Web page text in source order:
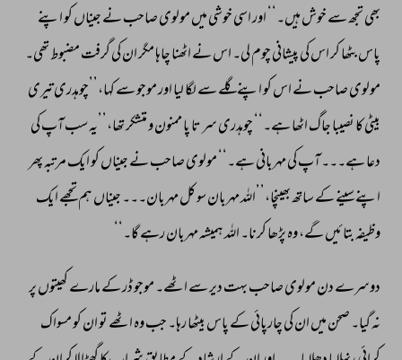
بھی تجھ سے خوش ہیں۔‘‘ اور اسی خوشی میں مولوی صاحب نے جیناں کو اپنے
پاس بٹھا کر اس کی پیشانی چوم لی۔ اس نے اٹھنا چاہا مگر ان کی گرفت مضبوط تھی۔
مولوی صاحب نے اس کو اپنے گلے سے لگا لیا اور موجو سے کہا،’’چوہدری تیری
بیٹی کا نصیبا جاگ اٹھا ہے۔‘‘ چوہدری سر تا پا ممنون و متشکر تھا،’’یہ سب آپ کی
دعا ہے۔۔۔ آپ کی مہربانی ہے۔‘‘ مولوی صاحب نے جیناں کو ایک مرتبہ پھر
اپنے سینے کے ساتھ بھینچا،’’اللہ مہربان سو کل مہربان۔۔۔ جیناں ہم تجھے ایک
وظیفہ بتائیں گے، وہ پڑھا کرنا۔ اللہ ہمیشہ مہربان رہے گا۔‘‘
دوسرے دن مولوی صاحب بہت دیر سے اٹھے۔ موجو ڈر کے مارے کھیتوں پر
نہ گیا۔ صحن میں ان کی چارپائی کے پاس بیٹھا رہا۔ جب وہ اٹھے تو ان کو مسواک